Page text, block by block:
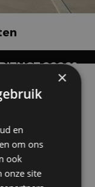
2026?
EX60 – Welke
Z06
×
en
om ons
ook
onze site